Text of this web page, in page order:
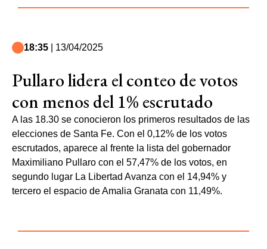
18:35 | 13/04/2025
Pullaro lidera el conteo de votos
con menos del 1% escrutado
A las 18.30 se conocieron los primeros resultados de las
elecciones de Santa Fe. Con el 0,12% de los votos
escrutados, aparece al frente la lista del gobernador
Maximiliano Pullaro con el 57,47% de los votos, en
segundo lugar La Libertad Avanza con el 14,94% y
tercero el espacio de Amalia Granata con 11,49%.